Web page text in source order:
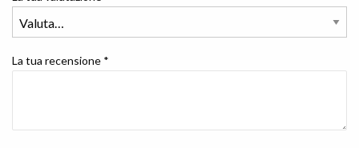
La tua recensione *